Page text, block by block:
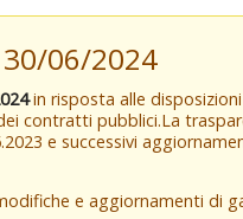
06/2024
in risposta alle
contratti pubblici.La
e successivi
e aggiornamenti di